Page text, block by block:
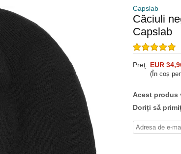
Capslab
Căciuli
Capslab
Preţ: EUR
(În coș
Acest produs
Doriți să